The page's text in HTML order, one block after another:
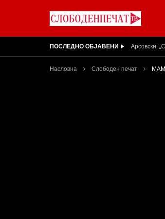
ПОСЛЕДНО ОБЈАВЕНИ Вести на
Насловна Слободен печат